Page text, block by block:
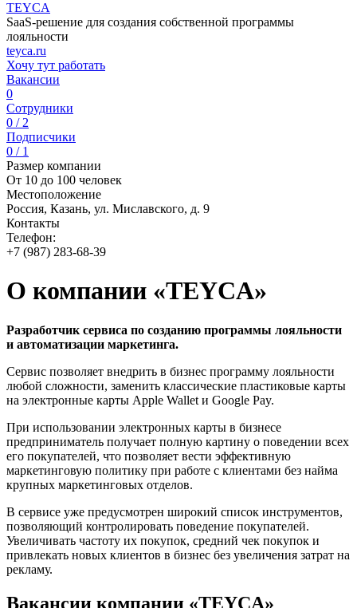
TEYCA
SaaS-решение для создания собственной программы
лояльности
teyca.ru
Хочу тут работать
Вакансии
0
Сотрудники
0 / 2
Подписчики
0 / 1
Размер компании
От 10 до 100 человек
Местоположение
Россия, Казань, ул. Миславского, д. 9
Контакты
Телефон:
+7 (987) 283-68-39
О компании «TEYCA»
Разработчик сервиса по созданию программы лояльности
и автоматизации маркетинга.
Сервис позволяет внедрить в бизнес программу лояльности
любой сложности, заменить классические пластиковые карты
на электронные карты Apple Wallet и Google Pay.
При использовании электронных карты в бизнесе
предприниматель получает полную картину о поведении всех
его покупателей, что позволяет вести эффективную
маркетинговую политику при работе с клиентами без найма
крупных маркетинговых отделов.
В сервисе уже предусмотрен широкий список инструментов,
позволяющий контролировать поведение покупателей.
Увеличивать частоту их покупок, средний чек покупок и
привлекать новых клиентов в бизнес без увеличения затрат на
рекламу.
Вакансии компании «TEYCA»